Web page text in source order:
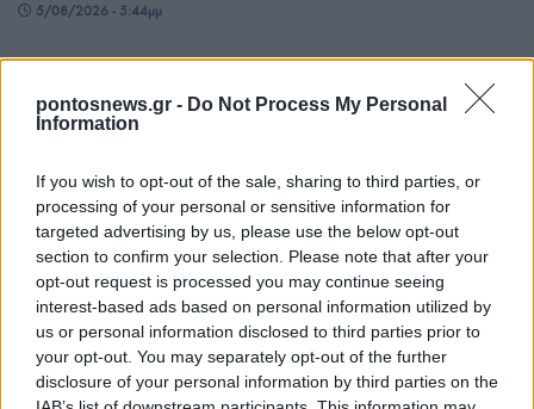
pontosnews.gr - Do Not Process My Personal
Information
If you wish to opt-out of the sale, sharing to third parties, or
processing of your personal or sensitive information for
targeted advertising by us, please use the below opt-out
section to confirm your selection. Please note that after your
opt-out request is processed you may continue seeing
interest-based ads based on personal information utilized by
us or personal information disclosed to third parties prior to
your opt-out. You may separately opt-out of the further
disclosure of your personal information by third parties on the
5/08/2026 - 5:44μμ
ΕΛΛΑΔΑ
Μυστράς: «Μου απαγόρευε να μπω» – Η